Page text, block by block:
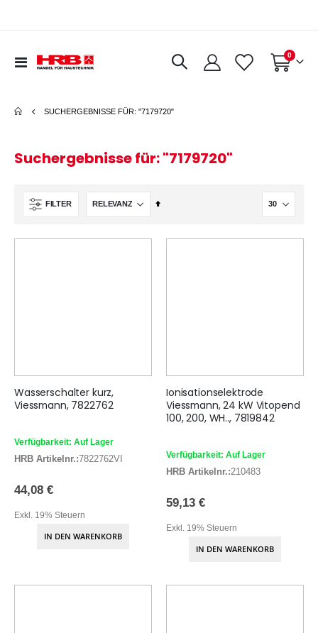
Navigation
Warenkorb
0
SUCHERGEBNISSE FÜR: "7179720"
Suchergebnisse für: "7179720"
FILTER
In
Wasserschalter kurz,
Viessmann, 7822762
Verfügbarkeit: Auf Lager
HRB Artikelnr.:7822762VI
44,08 €
Exkl. 19% Steuern
IN DEN WARENKORB
Ionisationselektrode
Viessmann, 24 kW Vitopend
100, 200, WH.., 7819842
Verfügbarkeit: Auf Lager
HRB Artikelnr.:210483
59,13 €
Exkl. 19% Steuern
IN DEN WARENKORB